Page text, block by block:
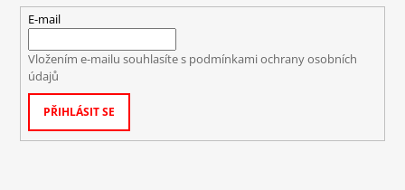
E-mail
Vložením e-mailu souhlasíte s podmínkami ochrany osobních
údajů
PŘIHLÁSIT SE